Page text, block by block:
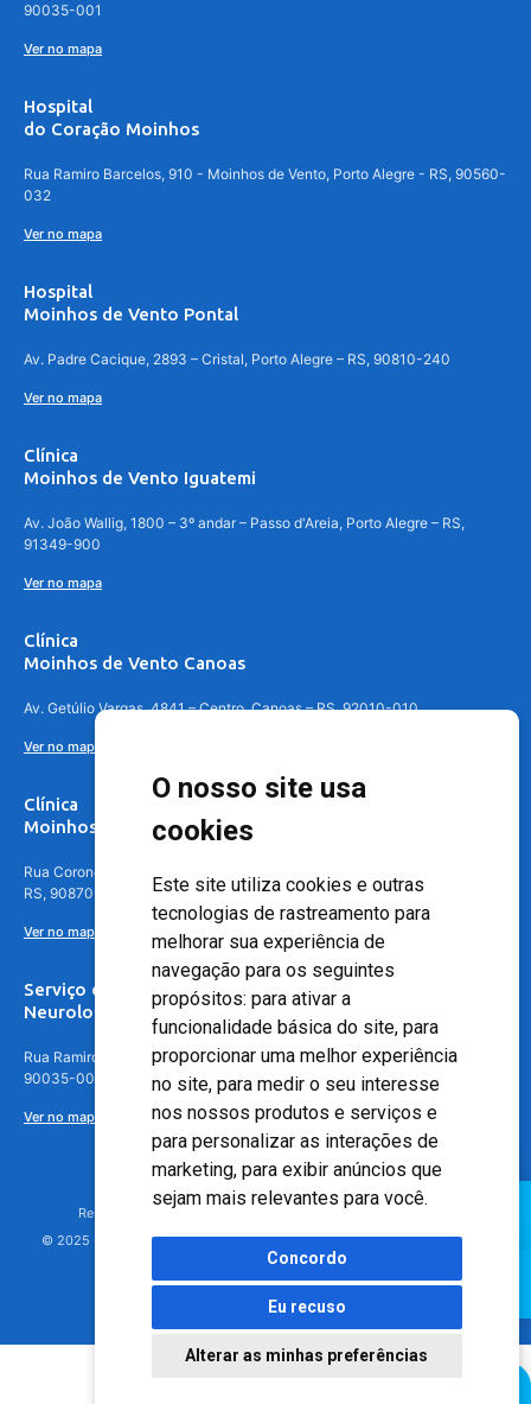
O nosso site usa
cookies
Este site utiliza cookies e outras
tecnologias de rastreamento para
melhorar sua experiência de
navegação para os seguintes
propósitos: para ativar a
funcionalidade básica do site, para
proporcionar uma melhor experiência
no site, para medir o seu interesse
nos nossos produtos e serviços e
para personalizar as interações de
marketing, para exibir anúncios que
sejam mais relevantes para você.
Concordo
Eu recuso
Alterar as minhas preferências
90035-001
Ver no mapa
Hospital
do Coração Moinhos
Rua Ramiro Barcelos, 910 - Moinhos de Vento, Porto Alegre - RS, 90560-
032
Ver no mapa
Hospital
Moinhos de Vento Pontal
Av. Padre Cacique, 2893 – Cristal, Porto Alegre – RS, 90810-240
Ver no mapa
Clínica
Moinhos de Vento Iguatemi
Av. João Wallig, 1800 – 3º andar – Passo d'Areia, Porto Alegre – RS,
91349-900
Ver no mapa
Clínica
Moinhos de Vento Canoas
Av. Getúlio Vargas, 4841 – Centro, Canoas – RS, 92010-010
Ver no mapa
Clínica
Moinhos de Vento - Teresópolis
Rua Coronel Aparício Borges, 250 - 3º andar - Teresópolis, Porto Alegre -
RS, 90870-016
Ver no mapa
Serviço de
Neurologia
Rua Ramiro Barcelos, 630 – 5º andar – Floresta, Porto Alegre – RS,
90035-001
Ver no mapa
Responsável Técnico: Dr. Luiz Antonio Nasi - CREMERS 11217
© 2025 - Hospital Moinhos de Vento - Registro Empresa (CRM-RS): 425